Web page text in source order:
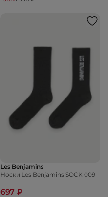
Les Benjamins
Носки Les Benjamins SOCK 009
697 ₽